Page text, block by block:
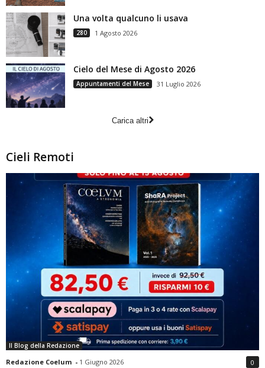
Una volta qualcuno li usava
280 1 Agosto 2026
Cielo del Mese di Agosto 2026
Appuntamenti del Mese 31 Luglio 2026
Carica altri
Cieli Remoti
Il Blog della Redazione
Redazione Coelum - 1 Giugno 2026 0